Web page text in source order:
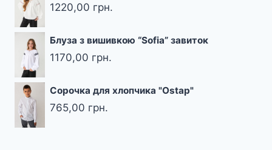
1220,00 грн.
Блуза з вишивкою “Sofia” завиток
1170,00 грн.
Сорочка для хлопчика "Ostap"
765,00 грн.